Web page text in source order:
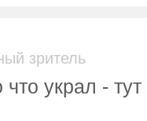
зритель
что украл -